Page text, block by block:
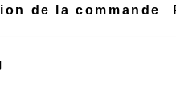
de la commande